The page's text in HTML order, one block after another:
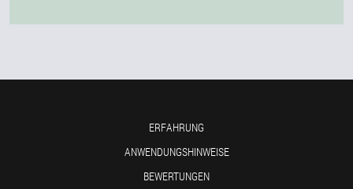
ERFAHRUNG
ANWENDUNGSHINWEISE
BEWERTUNGEN